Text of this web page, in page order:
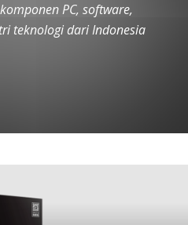
PC, software,
teknologi dari Indonesia